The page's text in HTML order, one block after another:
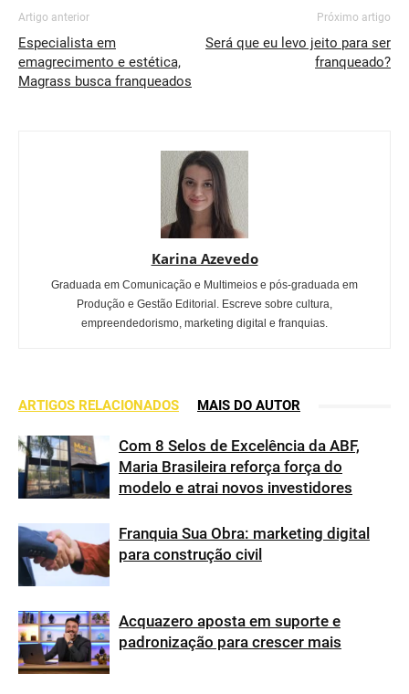
Artigo anterior
Especialista em
emagrecimento e estética,
Magrass busca franqueados
Próximo artigo
Será que eu levo jeito para ser
franqueado?
Karina Azevedo
Graduada em Comunicação e Multimeios e pós-graduada em
Produção e Gestão Editorial. Escreve sobre cultura,
empreendedorismo, marketing digital e franquias.
ARTIGOS RELACIONADOS MAIS DO AUTOR
Com 8 Selos de Excelência da ABF,
Maria Brasileira reforça força do
modelo e atrai novos investidores
Franquia Sua Obra: marketing digital
para construção civil
Acquazero aposta em suporte e
padronização para crescer mais